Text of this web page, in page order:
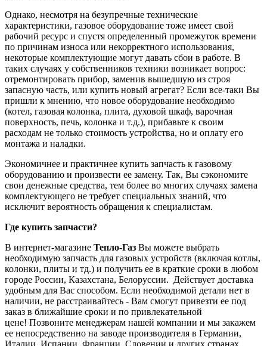
Однако, несмотря на безупречные технические
характеристики, газовое оборудование тоже имеет свой
рабочий ресурс и спустя определенный промежуток времени
по причинам износа или некорректного использования,
некоторые комплектующие могут давать сбои в работе. В
таких случаях у собственников техники возникает вопрос:
отремонтировать прибор, заменив вышедшую из строя
запасную часть, или купить новый агрегат? Если все-таки Вы
пришли к мнению, что новое оборудование необходимо
(котел, газовая колонка, плита, духовой шкаф, варочная
поверхность, печь, колонка и т.д.), прибавьте к своим
расходам не только стоимость устройства, но и оплату его
монтажа и наладки.
Экономичнее и практичнее купить запчасть к газовому
оборудованию и произвести ее замену. Так, Вы сэкономите
свои денежные средства, тем более во многих случаях замена
комплектующего не требует специальных знаний, что
исключит вероятность обращения к специалистам.
Где купить запчасти?
В интернет-магазине Тепло-Газ Вы можете выбрать
необходимую запчасть для газовых устройств (включая котлы,
колонки, плиты и тд.) и получить ее в краткие сроки в любом
городе России, Казахстана, Белоруссии. Действует доставка
удобным для Вас способом. Если необходимой детали нет в
наличии, не расстраивайтесь - Вам смогут привезти ее под
заказ в ближайшие сроки и по привлекательной
цене! Позвоните менеджерам нашей компании и мы закажем
ее непосредственно на заводе производителя в Германии,
Италии, Испании, Франции, Словении и других странах